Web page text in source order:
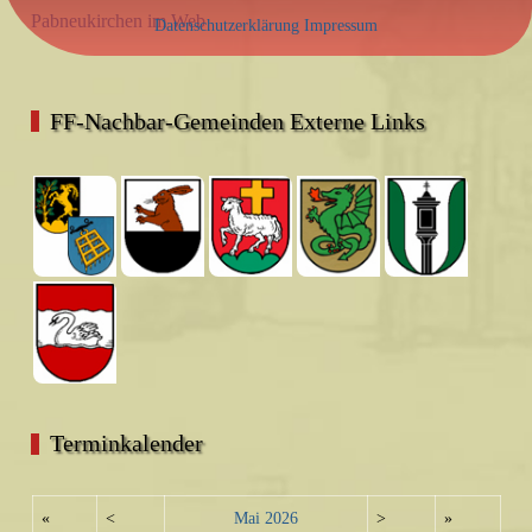
Pabneukirchen im Web
FF-Nachbar-Gemeinden Externe Links
Terminkalender
« < Mai 2026 > »
Datenschutzerklärung Impressum